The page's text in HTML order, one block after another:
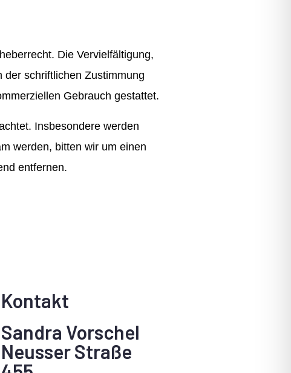
Die Vervielfältigung,
der schriftlichen Zustimmung
Gebrauch gestattet.
Insbesondere werden
werden, bitten wir um einen
entfernen.
Kontakt
Sandra Vorschel
Neusser Straße